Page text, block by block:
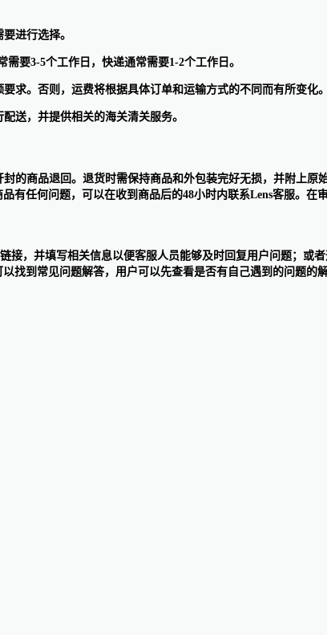
进行选择。
要3-5个工作日，快递通常需要1-2个工作日。
求。否则，运费将根据具体订单和运输方式的不同而有所变化。
送，并提供相关的海关清关服务。
的商品退回。退货时需保持商品和外包装完好无损，并附上
任何问题，可以在收到商品后的48小时内联系Lens客服。在
接，并填写相关信息以便客服人员能够及时回复用户问题；或
找到常见问题解答，用户可以先查看是否有自己遇到的问题的